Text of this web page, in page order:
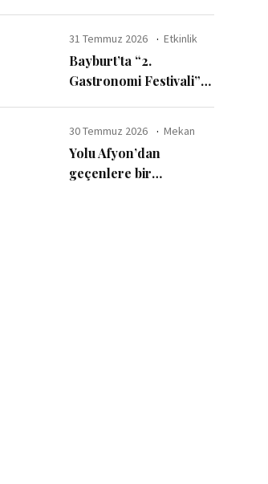
31 Temmuz 2026 Etkinlik
Bayburt’ta “2.
Gastronomi Festivali”
30 Temmuz 2026 Mekan
Yolu Afyon’dan
geçenlere bir